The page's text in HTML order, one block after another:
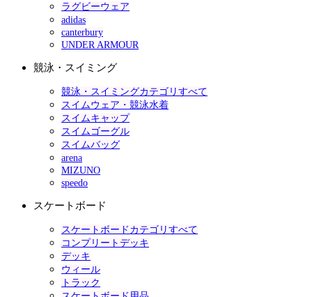
ラグビーウェア
adidas
canterbury
UNDER ARMOUR
競泳・スイミング
競泳・スイミングカテゴリすべて
スイムウェア・競泳水着
スイムキャップ
スイムゴーグル
スイムバッグ
arena
MIZUNO
speedo
スケートボード
スケートボードカテゴリすべて
コンプリートデッキ
デッキ
ウィール
トラック